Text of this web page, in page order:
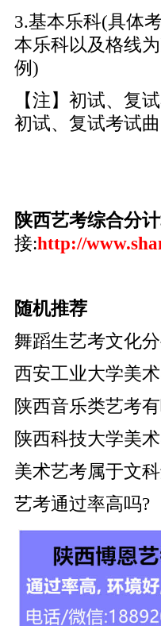
3.基本乐科(具体
本乐科以及格线
例)
【注】初试、复
初试、复试考试
陕西艺考综合分
接:http://
随机推荐
舞蹈生艺考文化
西安工业大学美
陕西音乐类艺考
陕西科技大学美
美术艺考属于文
艺考通过率高吗?